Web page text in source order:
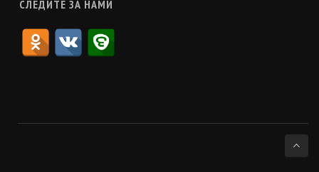
СЛЕДИТЕ ЗА НАМИ